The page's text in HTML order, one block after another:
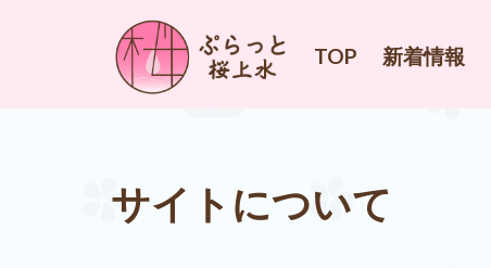
TOP 新着情報
サイトについて